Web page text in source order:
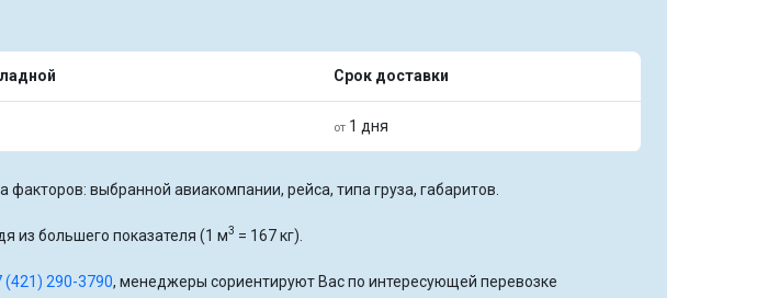
Срок доставки
от 1 дня
выбранной авиакомпании, рейса, типа груза, габаритов.
из большего показателя (1 м3 = 167 кг).
(421) 290-3790, менеджеры сориентируют Вас по интересующей перевозке